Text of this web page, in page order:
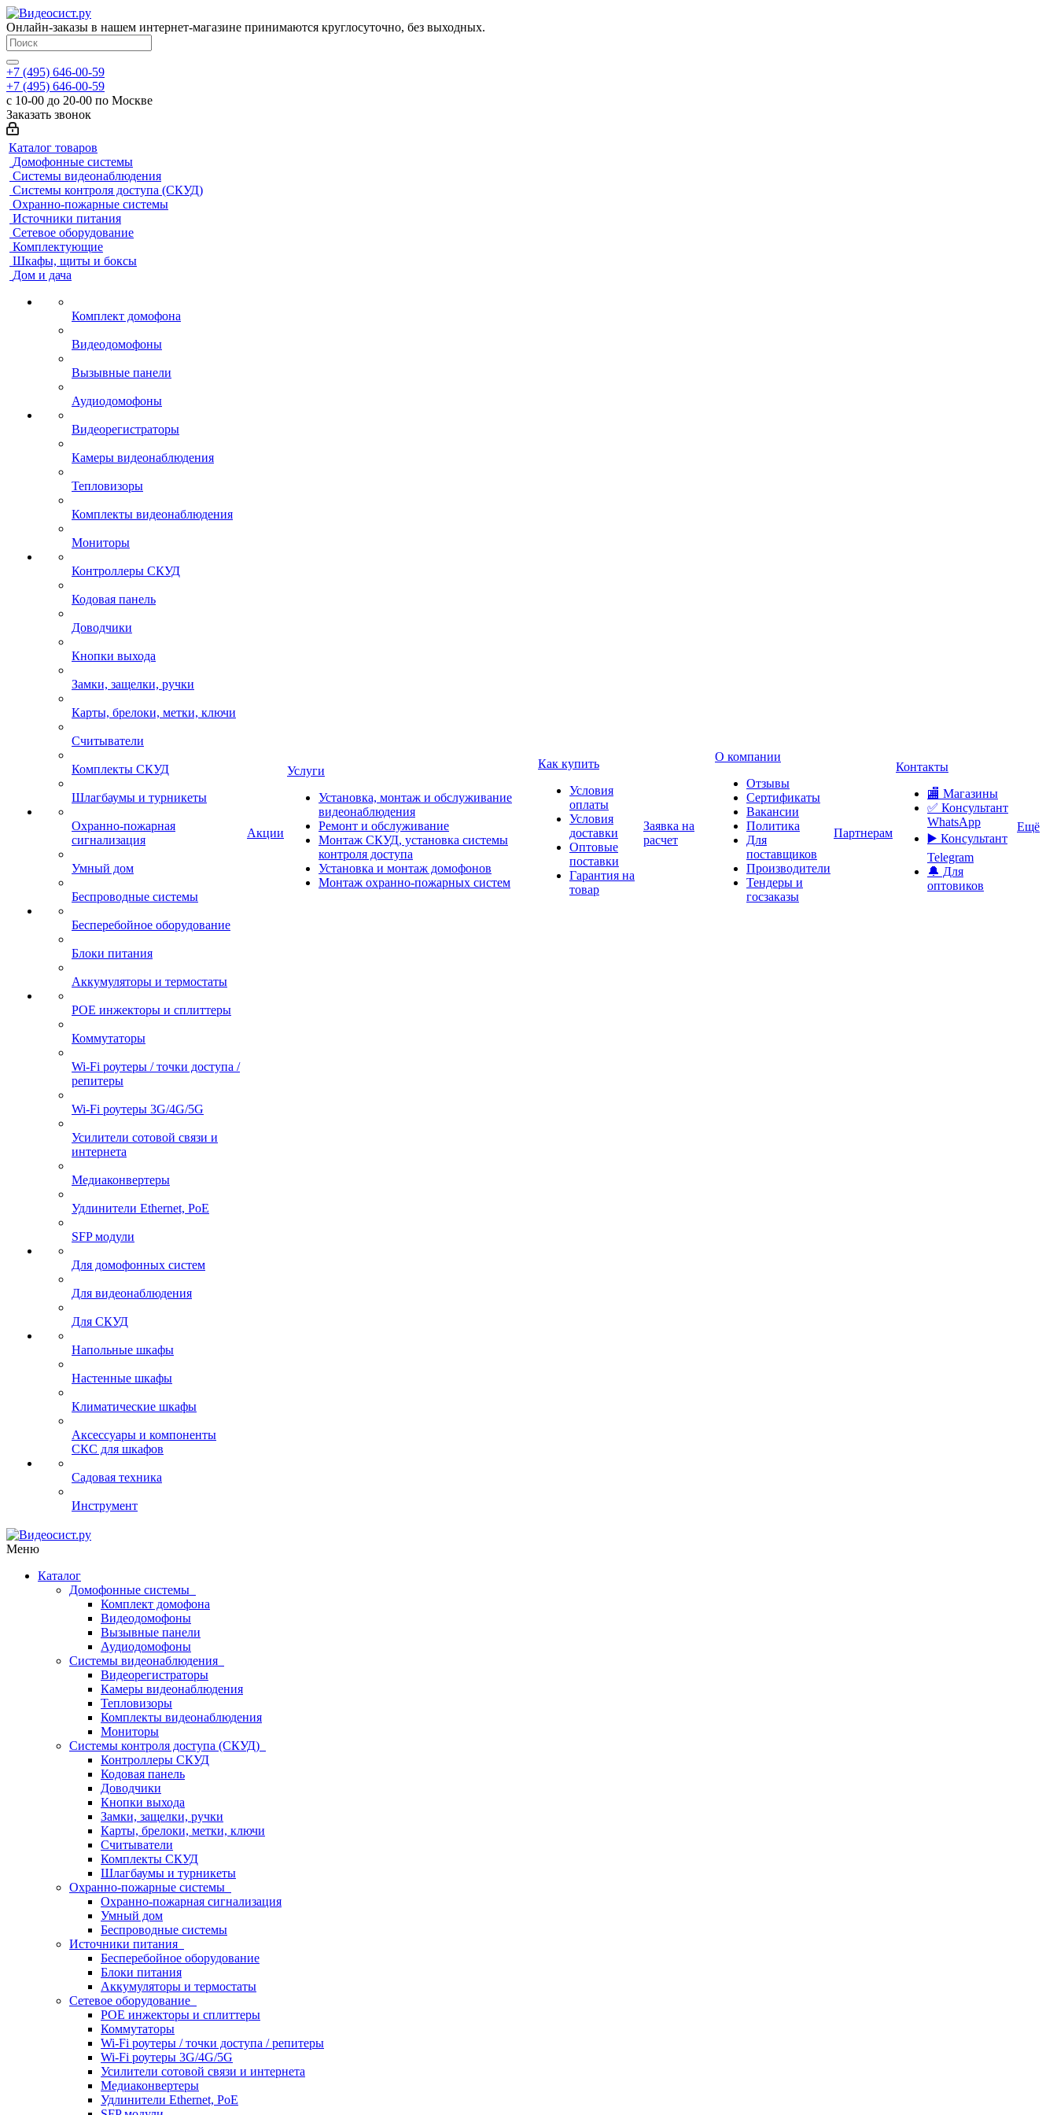
Онлайн-заказы в нашем интернет-магазине принимаются круглосуточно, без выходных.
+7 (495) 646-00-59
+7 (495) 646-00-59
с 10-00 до 20-00 по Москве
Заказать звонок
Каталог товаров
Домофонные системы
Системы видеонаблюдения
Системы контроля доступа (СКУД)
Охранно-пожарные системы
Источники питания
Сетевое оборудование
Комплектующие
Шкафы, щиты и боксы
Дом и дача
Комплект домофона
Видеодомофоны
Вызывные панели
Аудиодомофоны
Видеорегистраторы
Камеры видеонаблюдения
Тепловизоры
Комплекты видеонаблюдения
Мониторы
Контроллеры СКУД
Кодовая панель
Доводчики
Кнопки выхода
Замки, защелки, ручки
Карты, брелоки, метки, ключи
Считыватели
Комплекты СКУД
Шлагбаумы и турникеты
Охранно-пожарная
сигнализация
Умный дом
Беспроводные системы
Бесперебойное оборудование
Блоки питания
Аккумуляторы и термостаты
POE инжекторы и сплиттеры
Коммутаторы
Wi-Fi роутеры / точки доступа /
репитеры
Wi-Fi роутеры 3G/4G/5G
Усилители сотовой связи и
интернета
Медиаконвертеры
Удлинители Ethernet, PoE
SFP модули
Для домофонных систем
Для видеонаблюдения
Для СКУД
Напольные шкафы
Настенные шкафы
Климатические шкафы
Аксессуары и компоненты
СКС для шкафов
Садовая техника
Инструмент
Акции
Услуги
Установка, монтаж и обслуживание
видеонаблюдения
Ремонт и обслуживание
Монтаж СКУД, установка системы
контроля доступа
Установка и монтаж домофонов
Монтаж охранно-пожарных систем
Как купить
Условия
оплаты
Условия
доставки
Оптовые
поставки
Гарантия на
товар
Заявка на
расчет
О компании
Отзывы
Сертификаты
Вакансии
Политика
Для
поставщиков
Производители
Тендеры и
госзаказы
Партнерам
Контакты
🏬 Магазины
✅️ Консультант
WhatsApp
▶️ Консультант
Telegram
🔔 Для
оптовиков
Ещё
Меню
Каталог
Домофонные системы
Комплект домофона
Видеодомофоны
Вызывные панели
Аудиодомофоны
Системы видеонаблюдения
Видеорегистраторы
Камеры видеонаблюдения
Тепловизоры
Комплекты видеонаблюдения
Мониторы
Системы контроля доступа (СКУД)
Контроллеры СКУД
Кодовая панель
Доводчики
Кнопки выхода
Замки, защелки, ручки
Карты, брелоки, метки, ключи
Считыватели
Комплекты СКУД
Шлагбаумы и турникеты
Охранно-пожарные системы
Охранно-пожарная сигнализация
Умный дом
Беспроводные системы
Источники питания
Бесперебойное оборудование
Блоки питания
Аккумуляторы и термостаты
Сетевое оборудование
POE инжекторы и сплиттеры
Коммутаторы
Wi-Fi роутеры / точки доступа / репитеры
Wi-Fi роутеры 3G/4G/5G
Усилители сотовой связи и интернета
Медиаконвертеры
Удлинители Ethernet, PoE